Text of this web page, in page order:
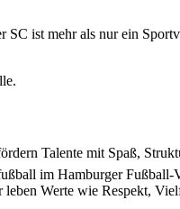
ist mehr als nur ein
Talente mit Spaß,
im Hamburger
Werte wie Respekt,